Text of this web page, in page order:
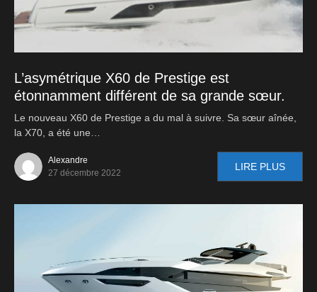
L’asymétrique X60 de Prestige est
étonnamment différent de sa grande sœur.
Le nouveau X60 de Prestige a du mal à suivre. Sa sœur aînée,
la X70, a été une…
Alexandre
27 décembre 2022
LIRE PLUS